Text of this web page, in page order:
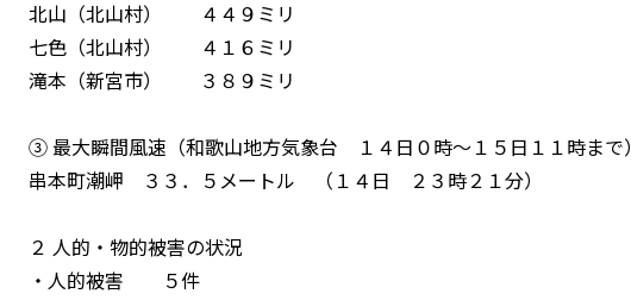
北山（北山村） ４４９ミリ
七色（北山村） ４１６ミリ
滝本（新宮市） ３８９ミリ
③ 最大瞬間風速（和歌山地方気象台 １４日０時～１５日１１時まで）
串本町潮岬 ３３．５メートル （１４日 ２３時２１分）
２ 人的・物的被害の状況
・人的被害 ５件